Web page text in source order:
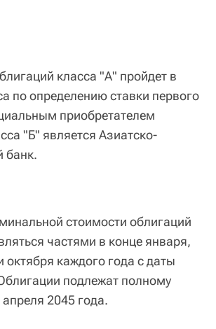
класса "А" пройдет в
по определению ставки первого
приобретателем
"Б" является Азиатско-
банк.
стоимости облигаций
частями в конце января,
каждого года с даты
подлежат полному
2045 года.